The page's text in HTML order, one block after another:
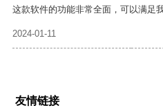
这款软件的功能非常全面，可以满足
2024-01-11
友情链接